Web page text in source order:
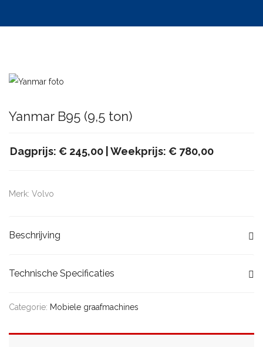
Yanmar B95 (9,5 ton)
Dagprijs: € 245,00 | Weekprijs: € 780,00
Merk: Volvo
Beschrijving
Technische Specificaties
Categorie: Mobiele graafmachines